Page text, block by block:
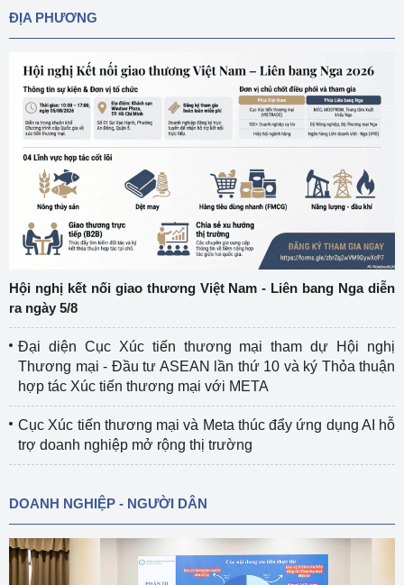
ĐỊA PHƯƠNG
Hội nghị kết nối giao thương Việt Nam - Liên bang Nga diễn
ra ngày 5/8
Đại diện Cục Xúc tiến thương mại tham dự Hội nghị
Thương mại - Đầu tư ASEAN lần thứ 10 và ký Thỏa thuận
hợp tác Xúc tiến thương mại với META
Cục Xúc tiến thương mại và Meta thúc đẩy ứng dụng AI hỗ
trợ doanh nghiệp mở rộng thị trường
DOANH NGHIỆP - NGƯỜI DÂN